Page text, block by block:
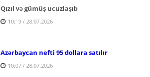
Qızıl və gümüş ucuzlaşıb
10:19 / 28.07.2026
Azərbaycan nefti 95 dollara satılır
10:07 / 28.07.2026